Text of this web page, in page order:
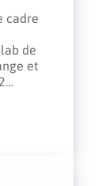
cadre
de
et